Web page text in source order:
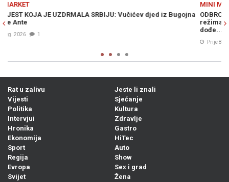
MINI MARKET
ODBROJAVANJE U REPUBLICI SRPSKOJ: Crnadak najavljuje pad
režima –„Nije normalno da se u 21. vijeku pravi proslava kad
Rat u zalivu
Vijesti
Politika
Intervjui
Hronika
Ekonomija
Sport
Regija
Evropa
Svijet
Jeste li znali
Sjećanje
Kultura
Zdravlje
Gastro
HiTec
Auto
Show
Sex i grad
Žena